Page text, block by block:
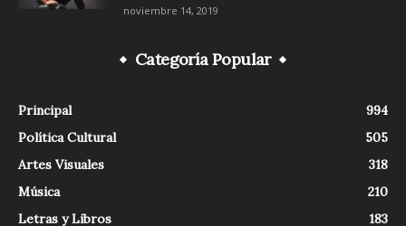
noviembre 14, 2019
Categoría Popular
Principal
994
Política Cultural
505
Artes Visuales
318
Música
210
Letras y Libros
183